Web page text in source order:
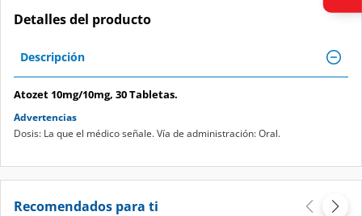
Detalles del producto
Descripción
Atozet 10mg/10mg, 30 Tabletas.
Advertencias
Dosis: La que el médico señale. Vía de administración: Oral.
Recomendados para ti